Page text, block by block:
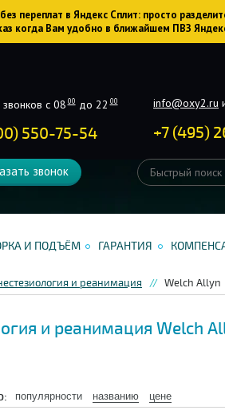
переплат в Яндекс Сплит: просто
когда Вам удобно в ближайшем ПВЗ
с 08 00до 22 00
550-75-54
info@oxy2.ru
+7 (495)
звонок
И ПОДЪЁМ ГАРАНТИЯ
и реанимация Welch Allyn
и реанимация Welch
популярности названию цене